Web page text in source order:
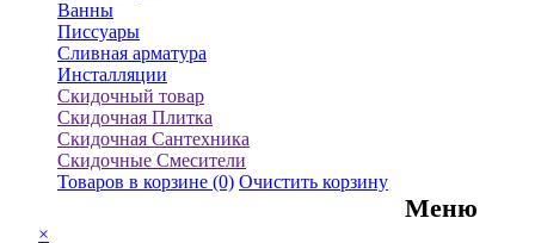
Ванны
Писсуары
Сливная арматура
Инсталляции
Скидочный товар
Скидочная Плитка
Скидочная Сантехника
Скидочные Смесители
Товаров в корзине (0) Очистить корзину
Меню
×